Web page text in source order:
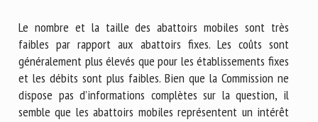
Le nombre et la taille des abattoirs mobiles sont très
faibles par rapport aux abattoirs fixes. Les coûts sont
généralement plus élevés que pour les établissements fixes
et les débits sont plus faibles. Bien que la Commission ne
dispose pas d’informations complètes sur la question, il
semble que les abattoirs mobiles représentent un intérêt